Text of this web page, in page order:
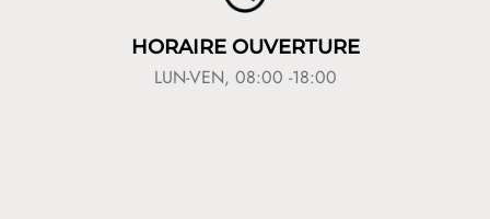
HORAIRE OUVERTURE
LUN-VEN, 08:00 -18:00